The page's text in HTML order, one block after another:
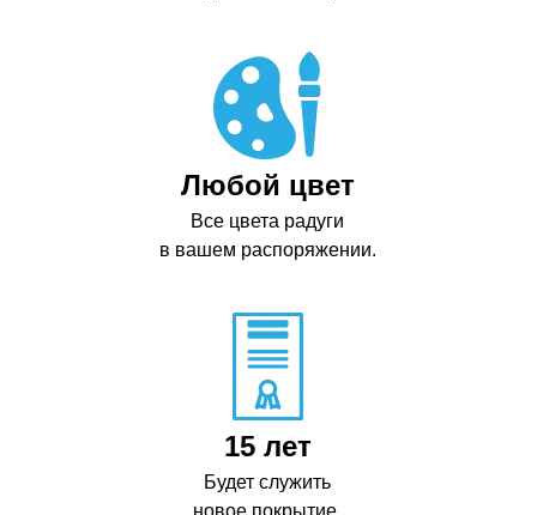
Любой цвет
Все цвета радуги
в вашем распоряжении.
15 лет
Будет служить
новое покрытие.